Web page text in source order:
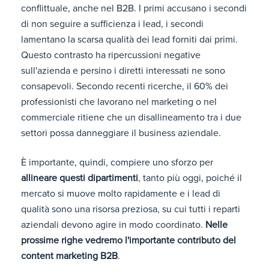
conflittuale, anche nel B2B. I primi accusano i secondi
di non seguire a sufficienza i lead, i secondi
lamentano la scarsa qualità dei lead forniti dai primi.
Questo contrasto ha ripercussioni negative
sull'azienda e persino i diretti interessati ne sono
consapevoli. Secondo recenti ricerche, il 60% dei
professionisti che lavorano nel marketing o nel
commerciale ritiene che un disallineamento tra i due
settori possa danneggiare il business aziendale.
È importante, quindi, compiere uno sforzo per
allineare questi dipartimenti, tanto più oggi, poiché il
mercato si muove molto rapidamente e i lead di
qualità sono una risorsa preziosa, su cui tutti i reparti
aziendali devono agire in modo coordinato. Nelle
prossime righe vedremo l'importante contributo del
content marketing B2B.